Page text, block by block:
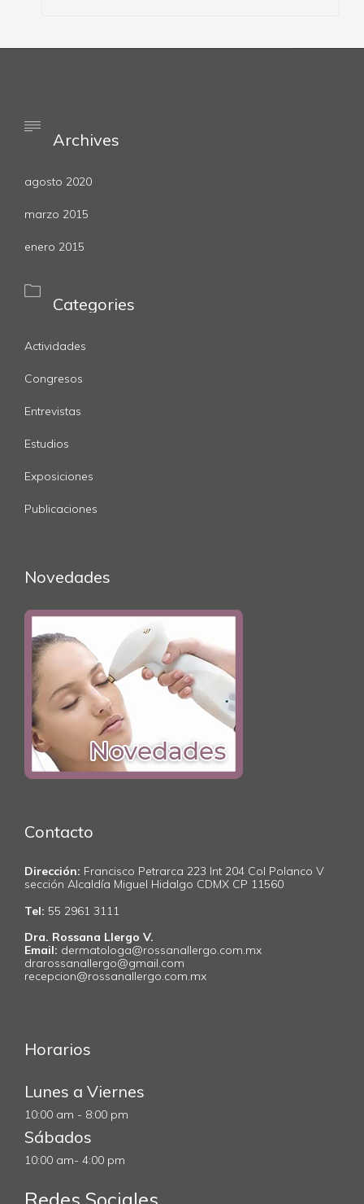

Archives
agosto 2020
marzo 2015
enero 2015

Categories
Actividades
Congresos
Entrevistas
Estudios
Exposiciones
Publicaciones
Novedades
Contacto
Dirección: Francisco Petrarca 223 Int 204 Col Polanco V
sección Alcaldía Miguel Hidalgo CDMX CP 11560
Tel: 55 2961 3111
Dra. Rossana Llergo V.
Email: dermatologa@rossanallergo.com.mx
drarossanallergo@gmail.com
recepcion@rossanallergo.com.mx
Horarios
Lunes a Viernes
10:00 am - 8:00 pm
Sábados
10:00 am- 4:00 pm
Redes Sociales